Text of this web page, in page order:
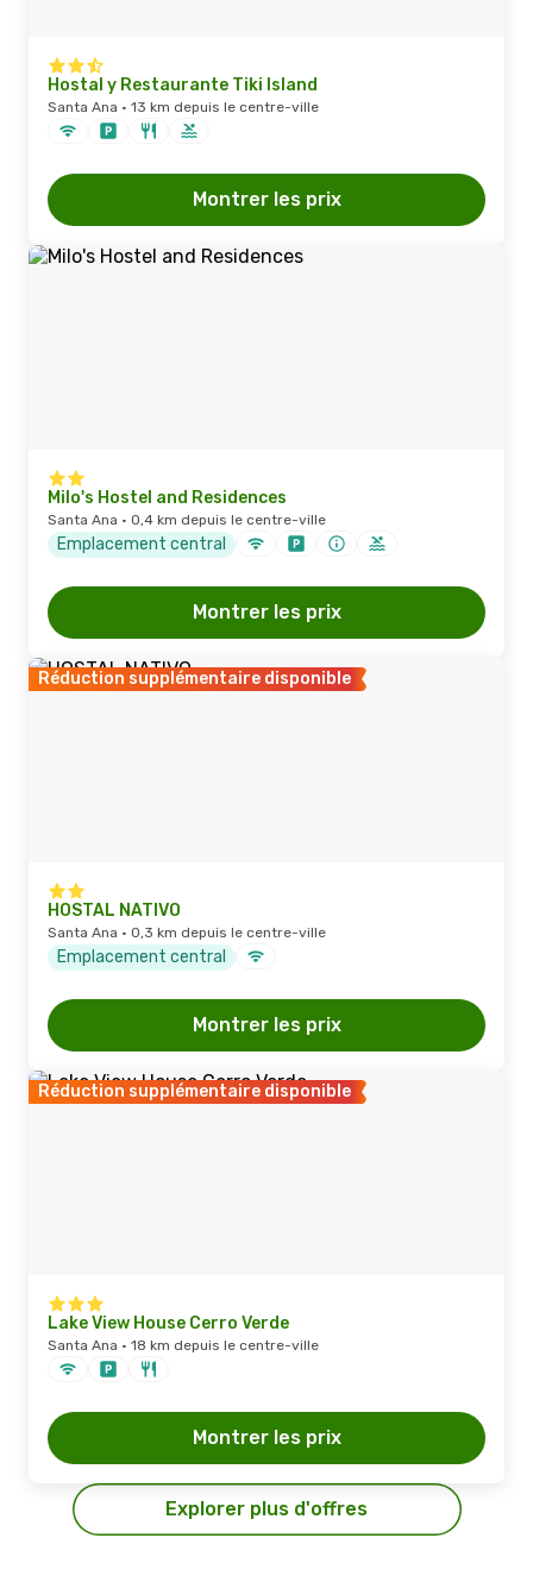
Hostal y Restaurante Tiki Island
Santa Ana · 13 km depuis le centre-ville
Montrer les prix
Milo's Hostel and Residences
Santa Ana · 0,4 km depuis le centre-ville
Emplacement central
Montrer les prix
Réduction supplémentaire disponible
HOSTAL NATIVO
Santa Ana · 0,3 km depuis le centre-ville
Emplacement central
Montrer les prix
Réduction supplémentaire disponible
Lake View House Cerro Verde
Santa Ana · 18 km depuis le centre-ville
Montrer les prix
Explorer plus d'offres